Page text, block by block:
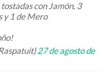
con Jamón, 3
y 1 de Mero
27 de agosto de